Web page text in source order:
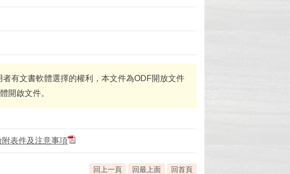
有文書軟體選擇的權利，本文件為ODF開放文件
開啟文件。
表件及注意事項
回上一頁 回最上面 回首頁